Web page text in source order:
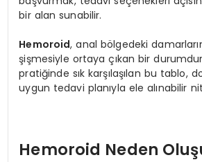
bir alan sunabilir.
Hemoroid, anal bölgedeki
şişmesiyle ortaya çıkan bir
pratiğinde sık karşılaşılan bu tablo,
uygun tedavi planıyla ele alınabilir
Hemoroid Neden